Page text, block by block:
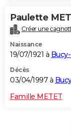
Paulette
Créer une
Naissance
19/07/1921 à
Décès
03/04/1997 à
Famille METET